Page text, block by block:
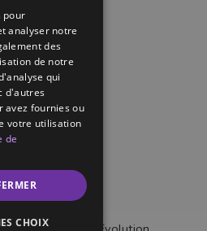
Projets
Contact
d’offres
légales
pour
analyser notre
des
de notre
qui
d'autres
avez fournies ou
votre utilisation
de
CHOIX